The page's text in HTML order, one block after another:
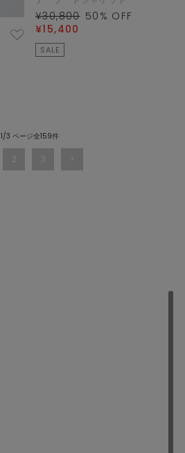
¥30,800 50 % OFF
¥15,400
SALE
1/3 ページ全159件
2 3